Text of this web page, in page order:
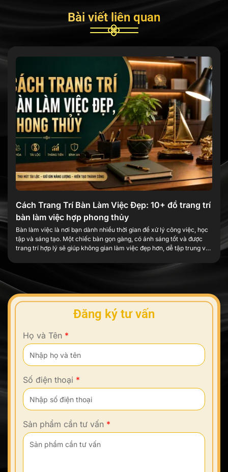
Bài viết liên quan
Cách Trang Trí Bàn Làm Việc Đẹp: 10+ đồ trang trí
bàn làm việc hợp phong thủy
Bàn làm việc là nơi bạn dành nhiều thời gian để xử lý công việc, học
tập và sáng tạo. Một chiếc bàn gọn gàng, có ánh sáng tốt và được
trang trí hợp lý sẽ giúp không gian làm việc đẹp hơn, dễ tập trung và
Đăng ký tư vấn
Họ và Tên *
Số điện thoại *
Sản phẩm cần tư vấn *